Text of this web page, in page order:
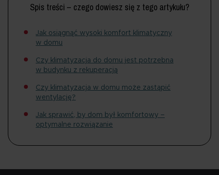
Spis treści – czego dowiesz się z tego artykułu?
Jak osiągnąć wysoki komfort klimatyczny
w domu
Czy klimatyzacja do domu jest potrzebna
w budynku z rekuperacją
Czy klimatyzacja w domu może zastąpić
wentylację?
Jak sprawić, by dom był komfortowy –
optymalne rozwiązanie